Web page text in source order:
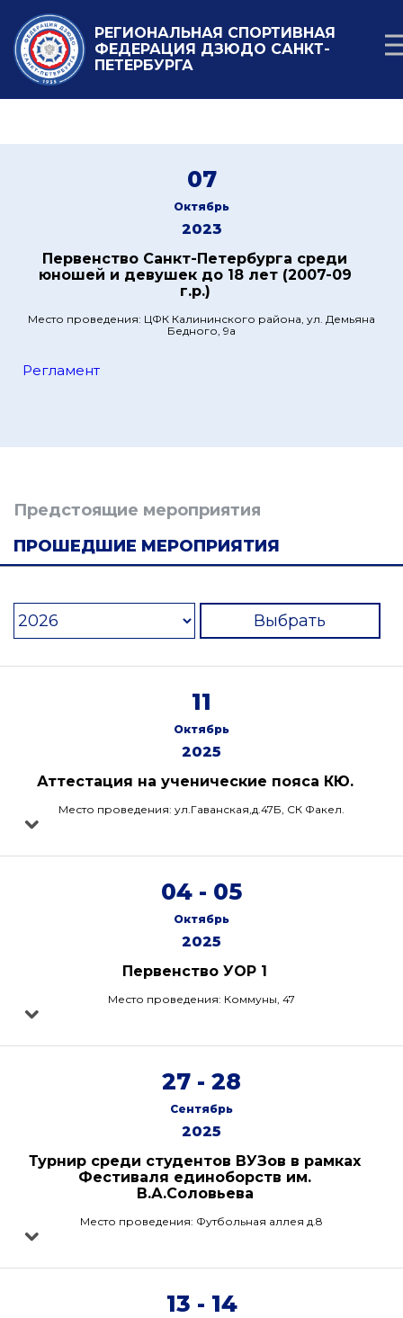
РЕГИОНАЛЬНАЯ СПОРТИВНАЯ
ФЕДЕРАЦИЯ ДЗЮДО САНКТ-
ПЕТЕРБУРГА
07
Октябрь
2023
Первенство Санкт-Петербурга среди
юношей и девушек до 18 лет (2007-09
г.р.)
Место проведения: ЦФК Калининского района, ул. Демьяна
Бедного, 9а
Регламент
Предстоящие мероприятия
ПРОШЕДШИЕ МЕРОПРИЯТИЯ
Выбрать
11
Октябрь
2025
Аттестация на ученические пояса КЮ.
Место проведения: ул.Гаванская,д.47Б, СК Факел.
04 - 05
Октябрь
2025
Первенство УОР 1
Место проведения: Коммуны, 47
27 - 28
Сентябрь
2025
Турнир среди студентов ВУЗов в рамках
Фестиваля единоборств им.
В.А.Соловьева
Место проведения: Футбольная аллея д.8
13 - 14